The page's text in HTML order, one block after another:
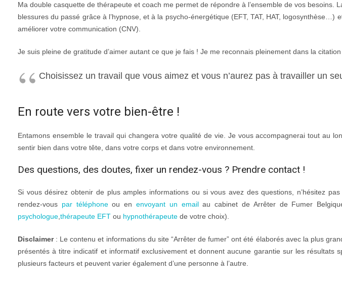
Ma double casquette de thérapeute et coach me permet de répondre à l’ensemble de vos besoins.
blessures du passé grâce à l’hypnose, et à la psycho-énergétique (EFT, TAT, HAT, logosynthèse…)
améliorer votre communication (CNV).
Je suis pleine de gratitude d’aimer autant ce que je fais ! Je me reconnais pleinement dans la
Choisissez un travail que vous aimez et vous n’aurez pas à travailler un
En route vers votre bien-être !
Entamons ensemble le travail qui changera votre qualité de vie. Je vous accompagnerai tout au
sentir bien dans votre tête, dans votre corps et dans votre environnement.
Des questions, des doutes, fixer un rendez-vous ? Prendre contact !
Si vous désirez obtenir de plus amples informations ou si vous avez des questions, n’hésitez pas
rendez-vous par téléphoneou en envoyant un emailau cabinet de Arrêter de Fumer
psychologue thérapeute EFT ou hypnothérapeute de votre choix).
Disclaimer: Le contenu et informations du site “Arrêter de fumer” ont été élaborés avec la plus
présentés à titre indicatif et informatif exclusivement et donnent aucune garantie sur les résultats
plusieurs facteurs et peuvent varier également d’une personne à l’autre.